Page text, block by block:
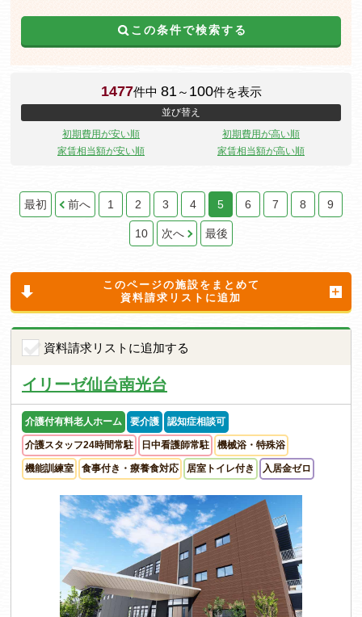
この条件で検索する
1477件中 81 ～ 100件を表示
並び替え
初期費用が安い順
初期費用が高い順
家賃相当額が安い順
家賃相当額が高い順
最初 前へ 1 2 3 4 5 6 7 8 9
10 次へ 最後
このページの施設をまとめて
資料請求リストに追加
資料請求リストに追加する
イリーゼ仙台南光台
介護付有料老人ホーム 要介護 認知症相談可
介護スタッフ24時間常駐 日中看護師常駐 機械浴・特殊浴
機能訓練室 食事付き・療養食対応 居室トイレ付き 入居金ゼロ